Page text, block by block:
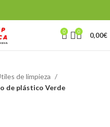
0 0 0,00€
de limpieza
de plástico Verde